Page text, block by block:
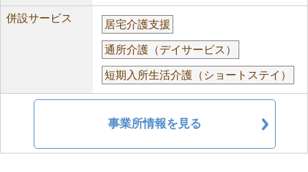
併設サービス
居宅介護支援
通所介護（デイサービス）
短期入所生活介護（ショートステイ）
事業所情報を見る